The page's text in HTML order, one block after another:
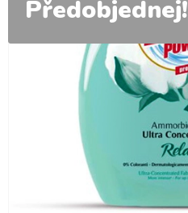
Předobjednej!